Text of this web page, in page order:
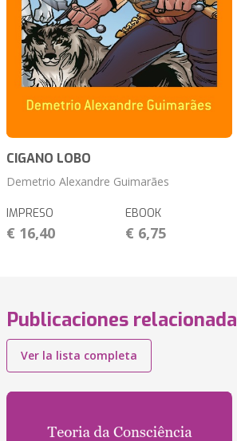
CIGANO LOBO
Demetrio Alexandre Guimarães
IMPRESO
€ 16,40
EBOOK
€ 6,75
Publicaciones
Ver la lista completa